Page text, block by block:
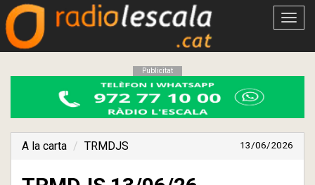
Obrir
Publicitat
A la carta TRMDJS 13/06/2026